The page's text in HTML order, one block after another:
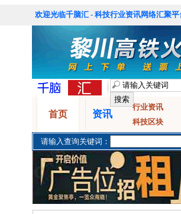
欢迎光临千脑汇 - 科技行业资讯网络汇聚
首页 资讯
行业资讯
科技区块
请输入查询关键词：